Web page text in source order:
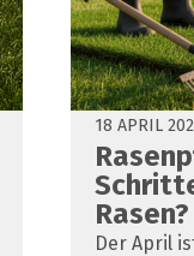
18 APRIL
Rasen?
Der April